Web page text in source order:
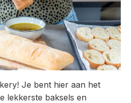
Je bent hier aan het
lekkerste baksels en